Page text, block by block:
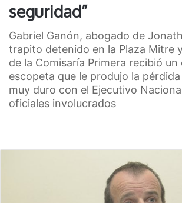
seguridad”
Gabriel Ganón, abogado de
trapito detenido en la Plaza Mitre
de la Comisaría Primera recibió un
escopeta que le produjo la
muy duro con el Ejecutivo
oficiales involucrados